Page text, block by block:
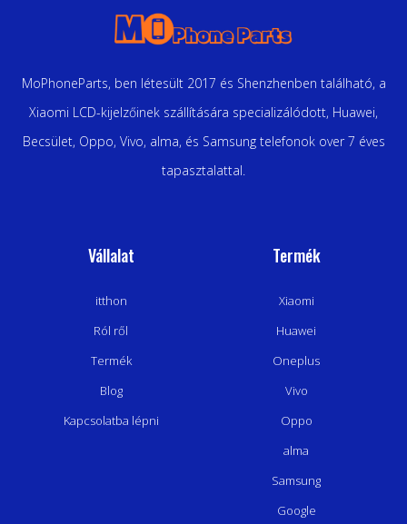
MoPhoneParts, ben létesült 2017 és Shenzhenben található, a
Xiaomi LCD-kijelzőinek szállítására specializálódott, Huawei,
Becsület, Oppo, Vivo, alma, és Samsung telefonok over 7 éves
tapasztalattal.
Vállalat
itthon
Ról ről
Termék
Blog
Kapcsolatba lépni
Termék
Xiaomi
Huawei
Oneplus
Vivo
Oppo
alma
Samsung
Google